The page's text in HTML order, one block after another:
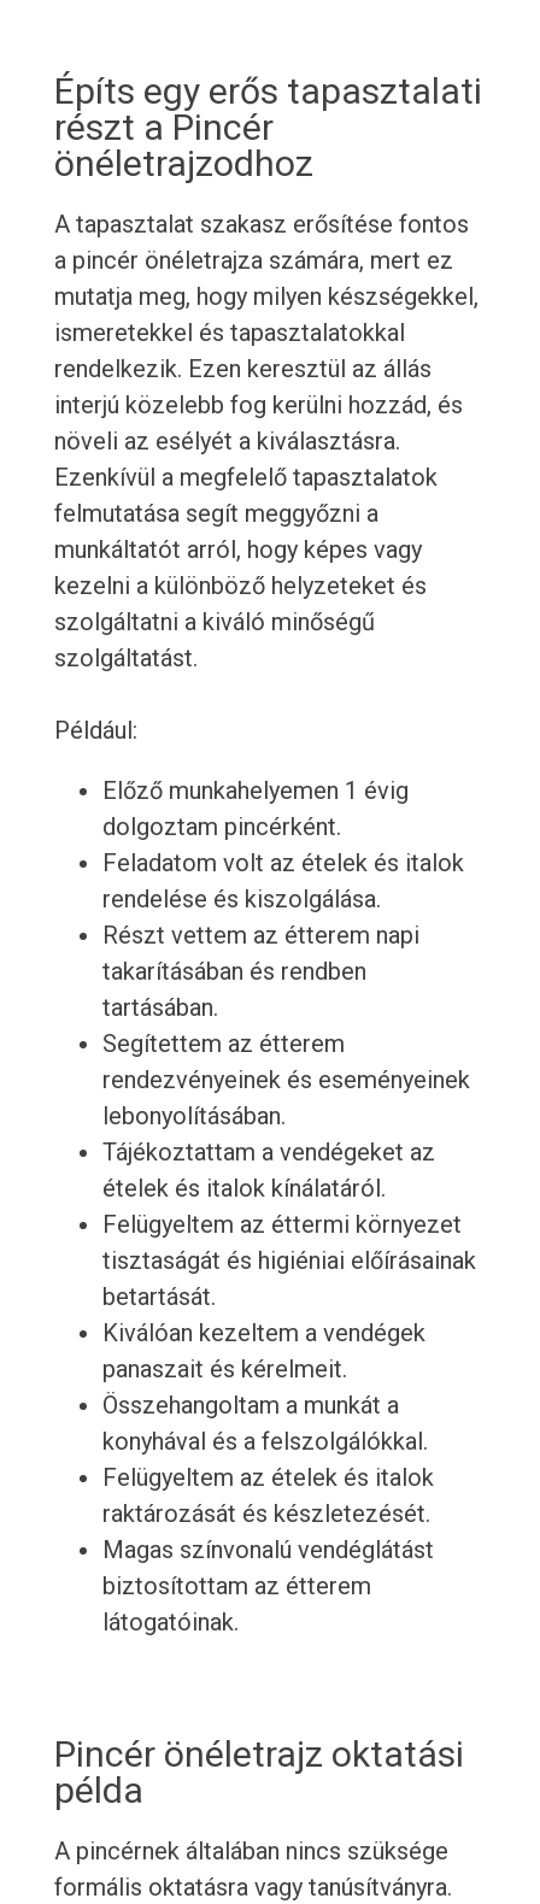
Építs egy erős tapasztalati
részt a Pincér
önéletrajzodhoz
A tapasztalat szakasz erősítése fontos
a pincér önéletrajza számára, mert ez
mutatja meg, hogy milyen készségekkel,
ismeretekkel és tapasztalatokkal
rendelkezik. Ezen keresztül az állás
interjú közelebb fog kerülni hozzád, és
növeli az esélyét a kiválasztásra.
Ezenkívül a megfelelő tapasztalatok
felmutatása segít meggyőzni a
munkáltatót arról, hogy képes vagy
kezelni a különböző helyzeteket és
szolgáltatni a kiváló minőségű
szolgáltatást.
Például:
Előző munkahelyemen 1 évig
dolgoztam pincérként.
Feladatom volt az ételek és italok
rendelése és kiszolgálása.
Részt vettem az étterem napi
takarításában és rendben
tartásában.
Segítettem az étterem
rendezvényeinek és eseményeinek
lebonyolításában.
Tájékoztattam a vendégeket az
ételek és italok kínálatáról.
Felügyeltem az éttermi környezet
tisztaságát és higiéniai előírásainak
betartását.
Kiválóan kezeltem a vendégek
panaszait és kérelmeit.
Összehangoltam a munkát a
konyhával és a felszolgálókkal.
Felügyeltem az ételek és italok
raktározását és készletezését.
Magas színvonalú vendéglátást
biztosítottam az étterem
látogatóinak.
Pincér önéletrajz oktatási
példa
A pincérnek általában nincs szüksége
formális oktatásra vagy tanúsítványra.